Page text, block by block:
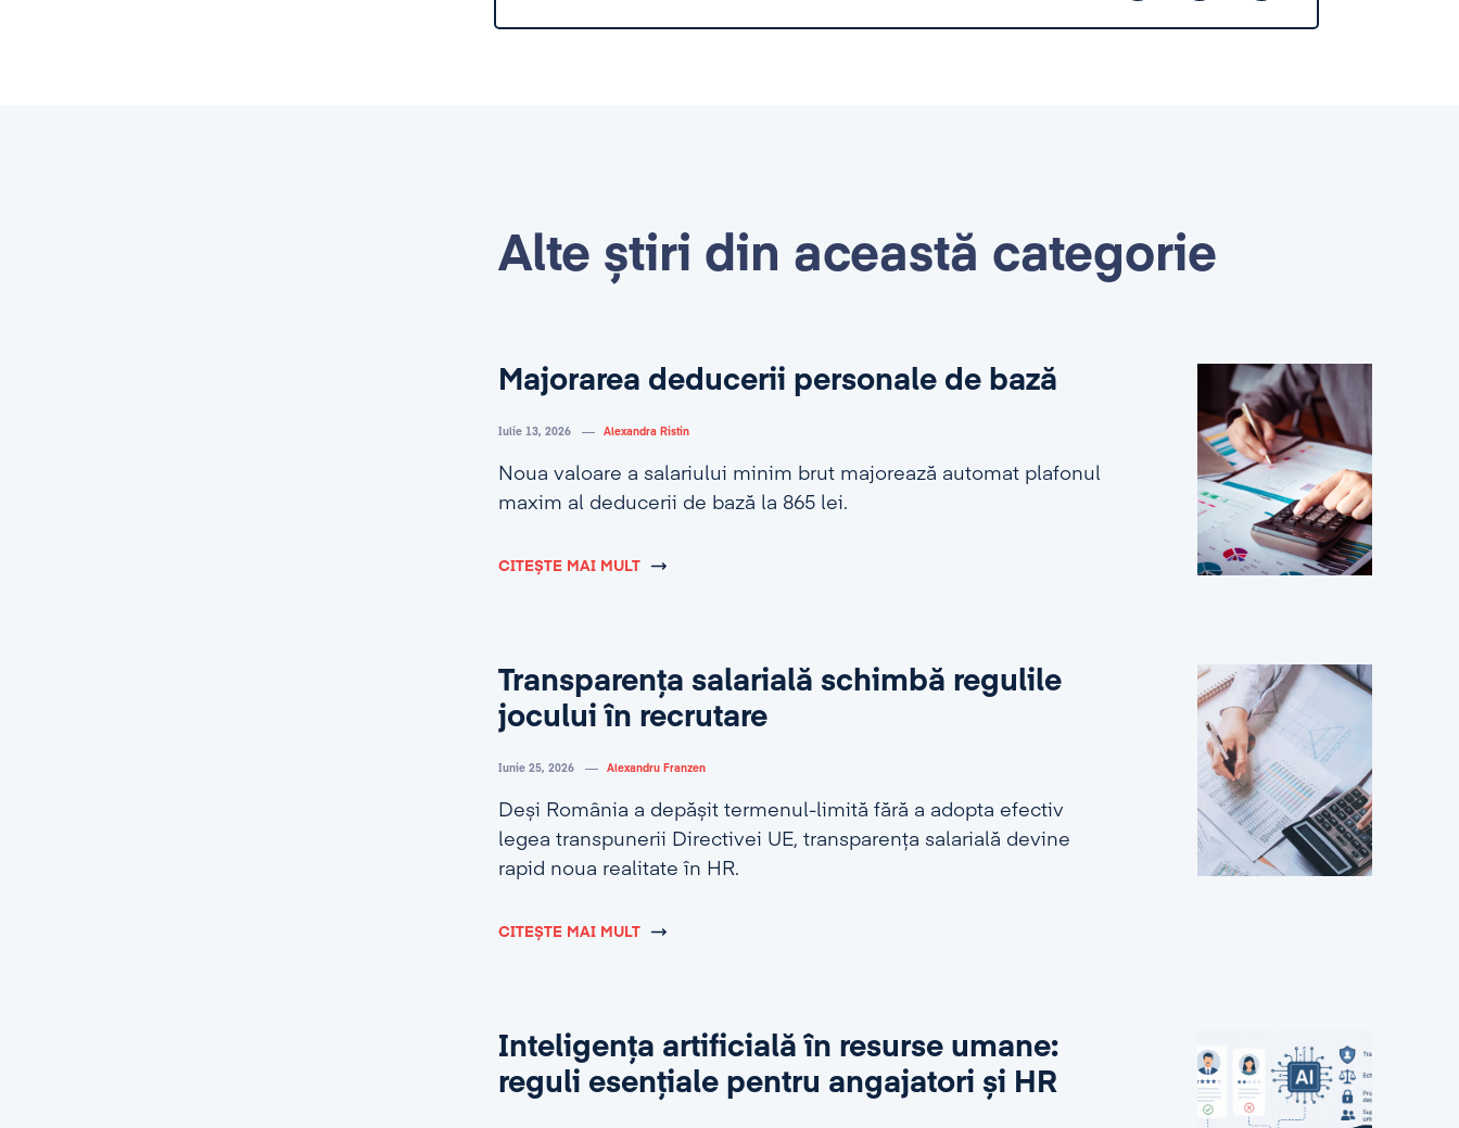
Alte știri din această categorie
Majorarea deducerii personale de bază
Iulie 13, 2026 Alexandra Ristin
Noua valoare a salariului minim brut majorează automat plafonul
maxim al deducerii de bază la 865 lei.
CITEȘTE MAI MULT
Transparența salarială schimbă regulile
jocului în recrutare
Iunie 25, 2026 Alexandru Franzen
Deși România a depășit termenul-limită fără a adopta efectiv
legea transpunerii Directivei UE, transparența salarială devine
rapid noua realitate în HR.
CITEȘTE MAI MULT
Inteligența artificială în resurse umane:
reguli esențiale pentru angajatori și HR